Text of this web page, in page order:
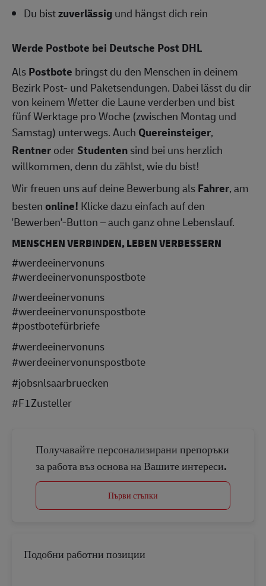
Du bistzuverlässigund hängst dich rein
Werde Postbote bei Deutsche Post DHL
AlsPostbote bringst du den Menschen in deinem
Bezirk Post- und Paketsendungen. Dabei lässt du dir
von keinem Wetter die Laune verderben und bist
fünf Werktage pro Woche (zwischen Montag und
Samstag) unterwegs. Auch Quereinsteiger,
RentneroderStudentensind bei uns herzlich
willkommen, denn du zählst, wie du bist!
Wir freuen uns auf deine Bewerbung alsFahrer, am
bestenonline! Klicke dazu einfach auf den
'Bewerben'-Button – auch ganz ohne Lebenslauf.
MENSCHEN VERBINDEN, LEBEN VERBESSERN
#werdeeinervonuns
#werdeeinervonunspostbote
#werdeeinervonuns
#werdeeinervonunspostbote
#postbotefürbriefe
#werdeeinervonuns
#werdeeinervonunspostbote
#jobsnlsaarbruecken
#F1Zusteller
Получавайте персонализирани препоръки
за работа въз основа на Вашите интереси.
Първи стъпки
Подобни работни позиции